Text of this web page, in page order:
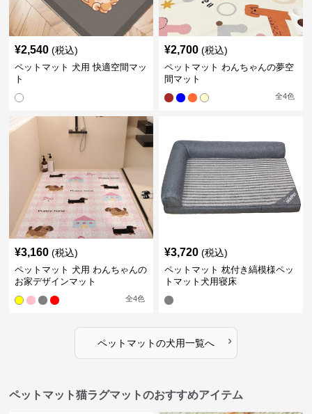
¥2,540 (税込)
ペットマット 犬用 快適空間マッ
ト
¥2,700 (税込)
ペットマット わんちゃんの夢空
間マット
全4色
¥3,160 (税込)
ペットマット 犬用 わんちゃんの
お家デザインマット
全4色
¥3,720 (税込)
ペットマット 枕付き縞模様ペッ
トマット犬用寝床
ペットマットの犬用一覧へ ›
ペットマット猫ラグマットのおすすめアイテム